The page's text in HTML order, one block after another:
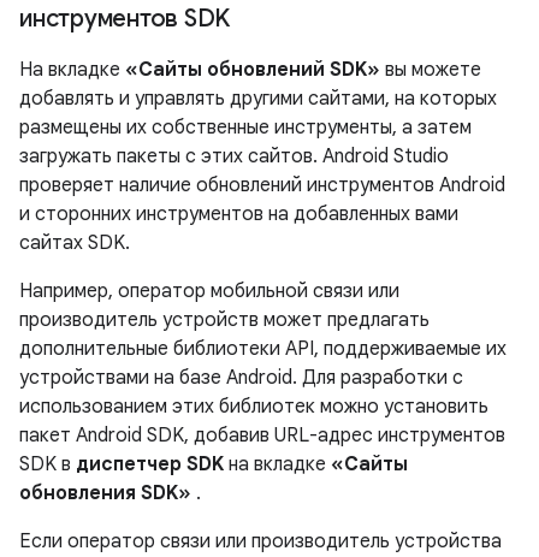
инструментов SDK
На вкладке «Сайты обновлений SDK» вы можете
добавлять и управлять другими сайтами, на которых
размещены их собственные инструменты, а затем
загружать пакеты с этих сайтов. Android Studio
проверяет наличие обновлений инструментов Android
и сторонних инструментов на добавленных вами
сайтах SDK.
Например, оператор мобильной связи или
производитель устройств может предлагать
дополнительные библиотеки API, поддерживаемые их
устройствами на базе Android. Для разработки с
использованием этих библиотек можно установить
пакет Android SDK, добавив URL-адрес инструментов
SDK в диспетчер SDK на вкладке «Сайты
обновления SDK» .
Если оператор связи или производитель устройства